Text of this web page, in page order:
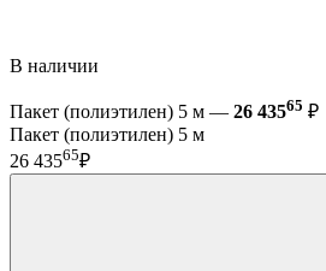
В наличии
Пакет (полиэтилен) 5 м — 26 43565 ₽
Пакет (полиэтилен) 5 м
26 43565₽